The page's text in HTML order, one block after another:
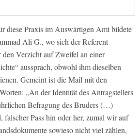
diese Praxis im Auswärtigen Amt bildete
Ali G., wo sich der Referent
Verzicht auf Zweifel an einer
aussprach, obwohl ihm dieselben
Gemeint ist die Mail mit den
„An der Identität des Antragstellers
Befragung des Bruders (…)
Pass hin oder her, zumal wir auf
sowieso nicht viel zählen,